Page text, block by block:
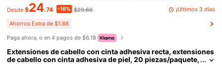
Desde $24.74 -16% $29.60 ¡Últimos 3 días
Ahorros Extra de $1.86
Paga ahora, o en 4 pagos de $6.18
Extensiones de cabello con cinta adhesiva recta, extensiones
de cabello con cinta adhesiva de piel, 20 piezas/paquete,